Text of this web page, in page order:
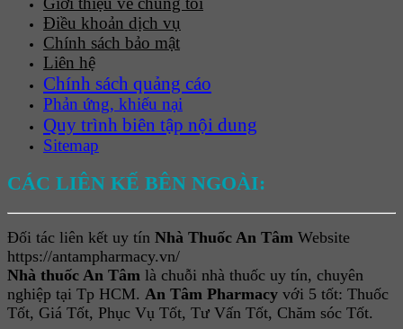
Điều khoản dịch vụ
Chính sách bảo mật
Liên hệ
Chính sách quảng cáo
Phản ứng, khiếu nại
Quy trình biên tập nội dung
Sitemap
CÁC LIÊN KẾ BÊN NGOÀI:
Đối tác liên kết uy tín Nhà Thuốc An Tâm Website
https://antampharmacy.vn/
Nhà thuốc An Tâm là chuỗi nhà thuốc uy tín, chuyên
nghiệp tại Tp HCM. An Tâm Pharmacy với 5 tốt: Thuốc
Tốt, Giá Tốt, Phục Vụ Tốt, Tư Vấn Tốt, Chăm sóc Tốt.